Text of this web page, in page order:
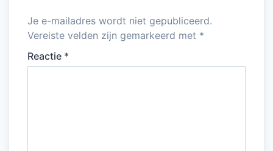
Je e-mailadres wordt niet gepubliceerd.
Vereiste velden zijn gemarkeerd met *
Reactie *